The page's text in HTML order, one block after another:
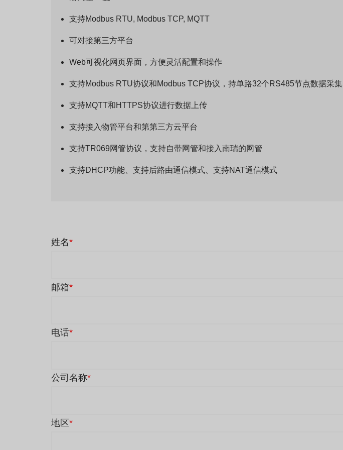
支持Modbus RTU, Modbus TCP, MQTT
可对接第三方平台
Web可视化网页界面，方便灵活配置和操作
支持Modbus RTU协议和Modbus TCP协议，持单路32个RS485节点数据采集
支持MQTT和HTTPS协议进行数据上传
支持接入物管平台和第第三方云平台
支持TR069网管协议，支持自带网管和接入南瑞的网管
支持DHCP功能、支持后路由通信模式、支持NAT通信模式
姓名*
邮箱*
电话*
公司名称*
地区*